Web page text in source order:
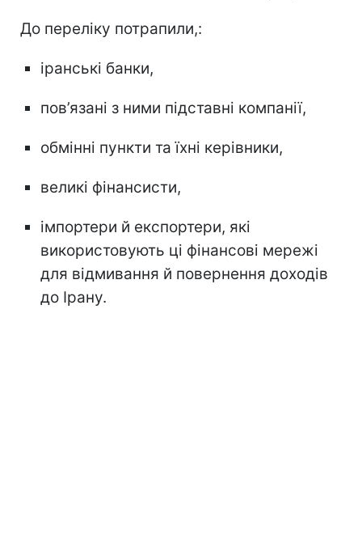
До переліку потрапили,:
іранські банки,
пов’язані з ними підставні компанії,
обмінні пункти та їхні керівники,
великі фінансисти,
імпортери й експортери, які
використовують ці фінансові мережі
для відмивання й повернення доходів
до Ірану.